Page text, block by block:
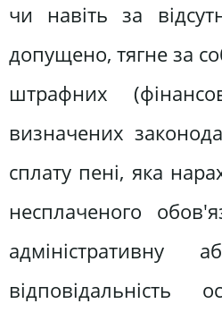
чи навіть за
допущено, тягне за
штрафних
визначених
сплату пені, яка
несплаченого
адміністративну